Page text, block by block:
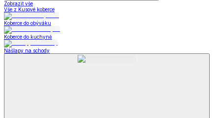
Zobrazit vše
Vše z Kusové koberce
Koberce do obýváku
Koberce do kuchyně
Nášlapy na schody